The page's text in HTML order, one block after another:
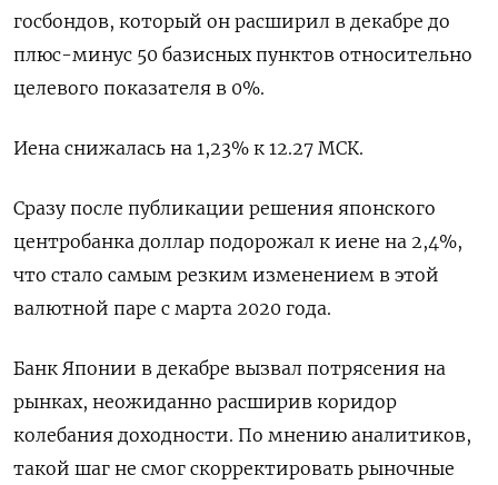
госбондов, который он расширил в декабре до
плюс-минус 50 базисных пунктов относительно
целевого показателя в 0%.
Иена снижалась на 1,23% к 12.27 МСК.
Сразу после публикации решения японского
центробанка доллар подорожал к иене на 2,4%,
что стало самым резким изменением в этой
валютной паре с марта 2020 года.
Банк Японии в декабре вызвал потрясения на
рынках, неожиданно расширив коридор
колебания доходности. По мнению аналитиков,
такой шаг не смог скорректировать рыночные